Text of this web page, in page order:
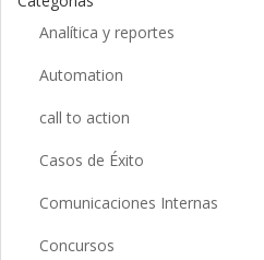
Analítica y reportes
Automation
call to action
Casos de Éxito
Comunicaciones Internas
Concursos